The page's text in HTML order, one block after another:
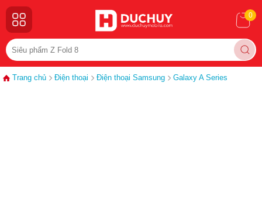
0
Trang chủ Điện thoại Điện thoại Samsung Galaxy A Series